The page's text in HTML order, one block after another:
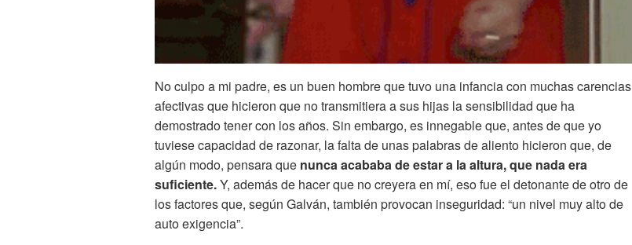
No culpo a mi padre, es un buen hombre que tuvo una infancia con muchas carencias
afectivas que hicieron que no transmitiera a sus hijas la sensibilidad que ha
demostrado tener con los años. Sin embargo, es innegable que, antes de que yo
tuviese capacidad de razonar, la falta de unas palabras de aliento hicieron que, de
algún modo, pensara que nunca acababa de estar a la altura, que nada era
suficiente.Y, además de hacer que no creyera en mí, eso fue el detonante de otro de
los factores que, según Galván, también provocan inseguridad: “un nivel muy alto de
auto exigencia”.